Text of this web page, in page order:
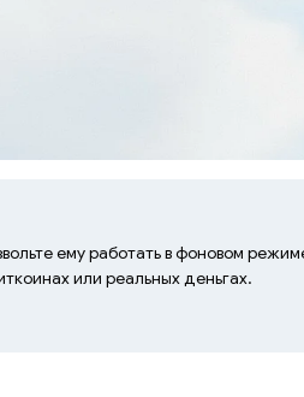
ему работать в фоновом
или реальных деньгах.